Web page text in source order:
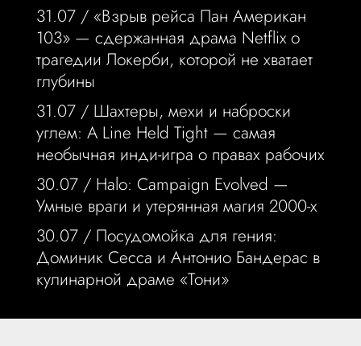
31.07 / «Взрыв рейса Пан Американ
103» — сдержанная драма Netflix о
трагедии Локерби, которой не хватает
глубины
31.07 / Шахтеры, мехи и наброски
углем: A Line Held Tight — самая
необычная инди-игра о правах рабочих
30.07 / Halo: Campaign Evolved —
Умные враги и утерянная магия 2000-х
30.07 / Посудомойка для гения:
Доминик Сесса и Антонио Бандерас в
кулинарной драме «Тони»